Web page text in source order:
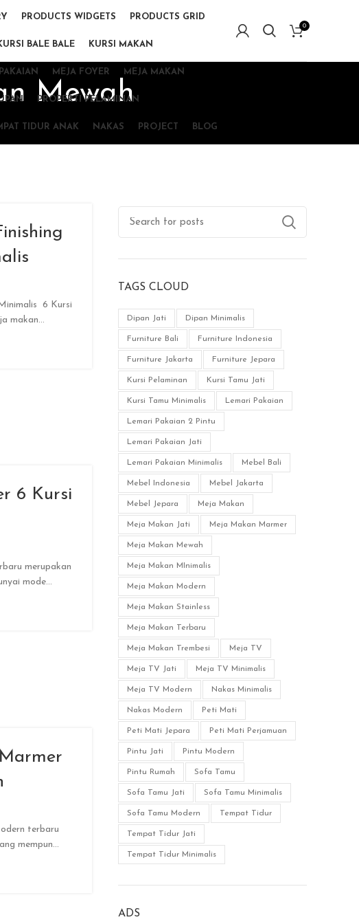
PRODUCTS WIDGETS PRODUCTS GRID
BALE BALE KURSI MAKAN
MEJA FOYER MEJA MAKAN
PROPERTI PELAMINAN
TIDUR ANAK NAKAS PROJECT BLOG
0
Mewah
6 Kursi
makan...
6 Kursi
merupakan
mode...
terbaru
mempun...
TAGS CLOUD
Dipan Jati Dipan Minimalis
Furniture Bali Furniture Indonesia
Furniture Jakarta Furniture Jepara
Kursi Pelaminan Kursi Tamu Jati
Kursi Tamu Minimalis Lemari Pakaian
Lemari Pakaian 2 Pintu
Lemari Pakaian Jati
Lemari Pakaian Minimalis Mebel Bali
Mebel Indonesia Mebel Jakarta
Mebel Jepara Meja Makan
Meja Makan Jati Meja Makan Marmer
Meja Makan Mewah
Meja Makan MInimalis
Meja Makan Modern
Meja Makan Stainless
Meja Makan Terbaru
Meja Makan Trembesi Meja TV
Meja TV Jati Meja TV Minimalis
Meja TV Modern Nakas Minimalis
Nakas Modern Peti Mati
Peti Mati Jepara Peti Mati Perjamuan
Pintu Jati Pintu Modern
Pintu Rumah Sofa Tamu
Sofa Tamu Jati Sofa Tamu Minimalis
Sofa Tamu Modern Tempat Tidur
Tempat Tidur Jati
Tempat Tidur Minimalis
ADS